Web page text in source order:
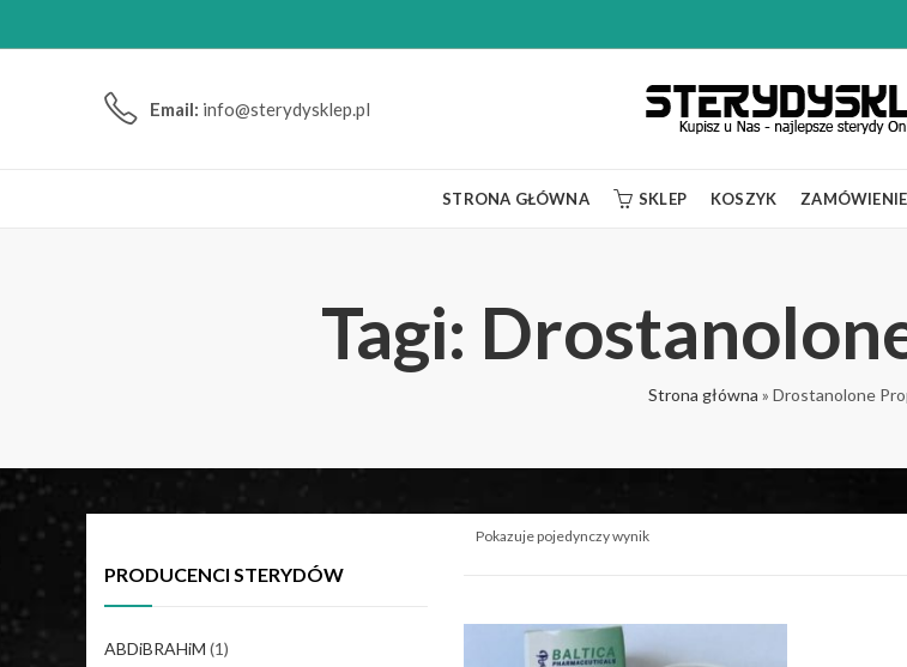
Email: info@sterydysklep.pl
STRONA GŁÓWNA SKLEP KOSZYK ZAMÓWIENIE
Tagi:
Strona główna » Drostanolone
Pokazuje pojedynczy wynik
PRODUCENCI STERYDÓW
ABDiBRAHiM (1)